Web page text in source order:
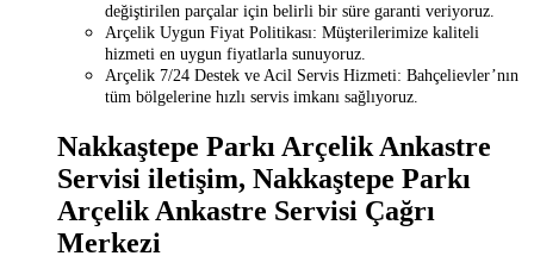
değiştirilen parçalar için belirli bir süre garanti veriyoruz.
Arçelik Uygun Fiyat Politikası: Müşterilerimize kaliteli
hizmeti en uygun fiyatlarla sunuyoruz.
Arçelik 7/24 Destek ve Acil Servis Hizmeti: Bahçelievler’nın
tüm bölgelerine hızlı servis imkanı sağlıyoruz.
Nakkaştepe Parkı Arçelik Ankastre
Servisi iletişim, Nakkaştepe Parkı
Arçelik Ankastre Servisi Çağrı
Merkezi